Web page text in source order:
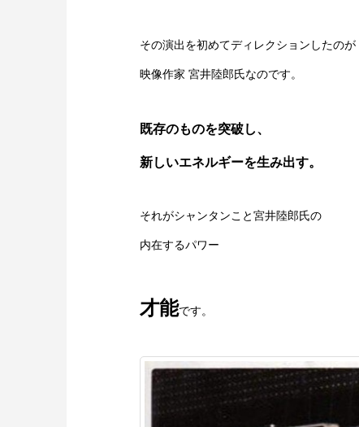
その演出を初めてディレクションしたのが
映像作家 宮井陸郎氏なのです。
既存のものを突破し、
新しいエネルギーを生み出す。
それがシャンタンこと宮井陸郎氏の
内在するパワー
才能です。